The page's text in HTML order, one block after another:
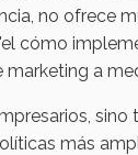
no ofrece
cómo
a
más